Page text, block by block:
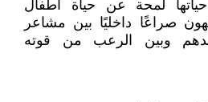
لمحة عن حياة أطفال
صراعًا داخليًا بين مشاعر
وبين الرعب من قوته